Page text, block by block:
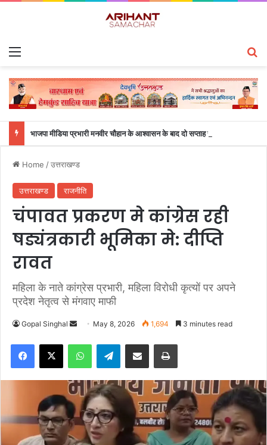
Home /उत्तराखण्ड
उत्तराखण्ड राजनीति
चंपावत प्रकरण मे कांग्रेस रही
षड्यंत्रकारी भूमिका मे: दीप्ति
रावत
महिला के नाते कांग्रेस प्रभारी, महिला विरोधी कृत्यों पर अपने
प्रदेश नेतृत्व से मंगवाए माफी
Gopal Singhal
n
d
a
n
e
m
a
May 8, 2026 1,694 3 minutes read
Telegram